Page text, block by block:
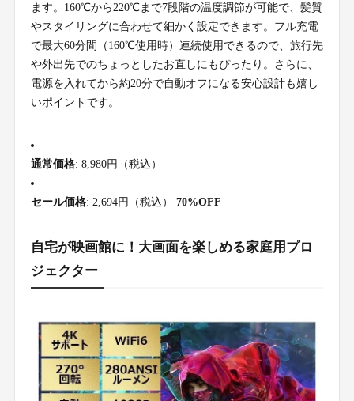
ます。160℃から220℃まで7段階の温度調節が可能で、髪質
やスタイリングに合わせて細かく設定できます。フル充電
で最大60分間（160℃使用時）連続使用できるので、旅行先
や外出先でのちょっとしたお直しにもぴったり。さらに、
電源を入れてから約20分で自動オフになる安心設計も嬉し
いポイントです。
通常価格: 8,980円（税込）
セール価格: 2,694円（税込） 70%OFF
自宅が映画館に！大画面を楽しめる家庭用プロ
ジェクター